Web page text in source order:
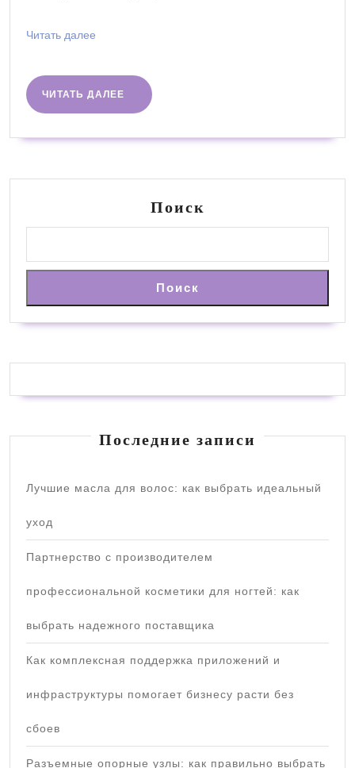
Читать далее
ЧИТАТЬ ДАЛЕЕ
ЧИТАТЬ
ДАЛЕЕ
Поиск
Поиск
Последние записи
Лучшие масла для волос: как выбрать идеальный
уход
Партнерство с производителем
профессиональной косметики для ногтей: как
выбрать надежного поставщика
Как комплексная поддержка приложений и
инфраструктуры помогает бизнесу расти без
сбоев
Разъемные опорные узлы: как правильно выбрать